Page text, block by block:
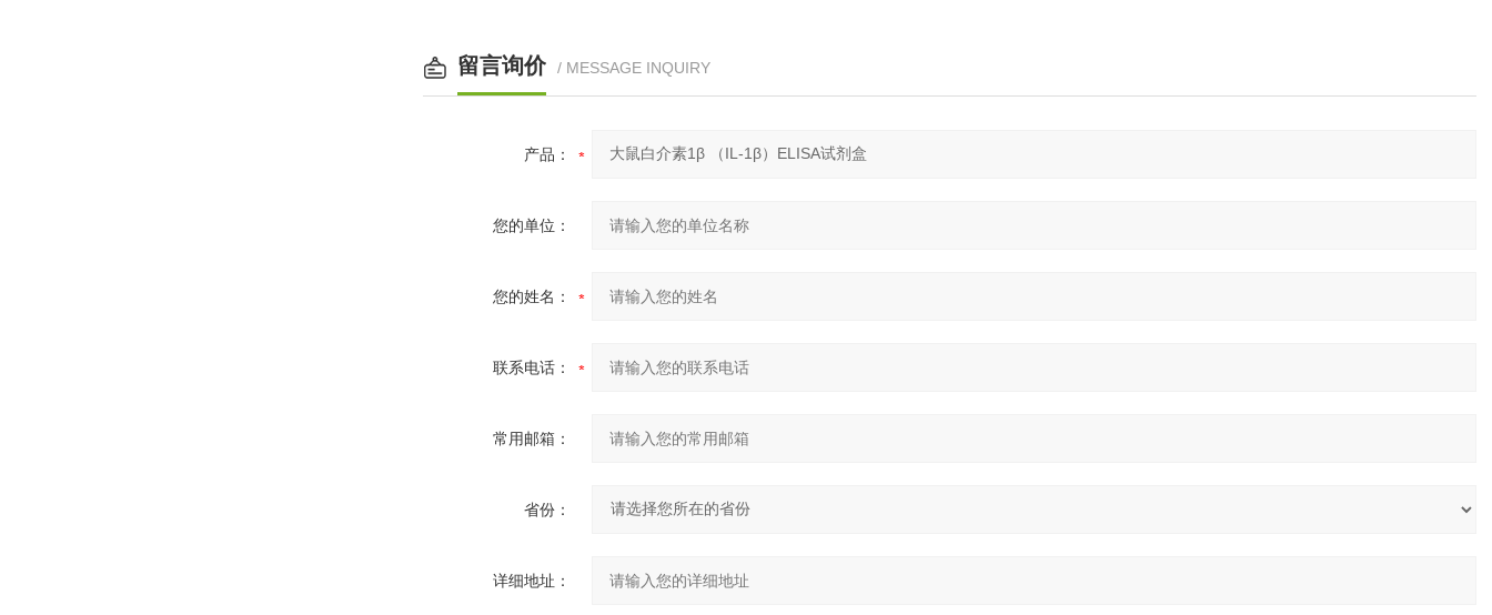
留言询价 / MESSAGE INQUIRY
产品：
您的单位：
您的姓名：
联系电话：
常用邮箱：
省份：
详细地址：